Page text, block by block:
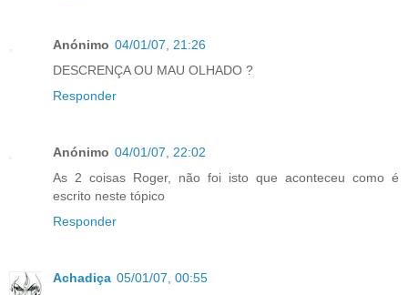
Anónimo 04/01/07, 21:26
DESCRENÇA OU MAU OLHADO ?
Responder
Anónimo 04/01/07, 22:02
As 2 coisas Roger, não foi isto que aconteceu como é
escrito neste tópico
Responder
Achadiça 05/01/07, 00:55